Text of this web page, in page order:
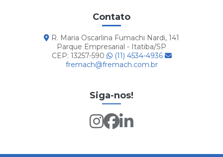
Contato
R. Maria Oscarlina Fumachi Nardi, 141
Parque Empresarial - Itatiba/SP
CEP: 13257-590
(11) 4534-4936
fremach@fremach.com.br
Siga-nos!